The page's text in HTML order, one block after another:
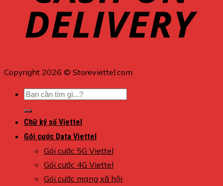
Copyright 2026 © Storeviettel.com
Tìm
kiếm:
Chữ ký số Viettel
Gói cước Data Viettel
Gói cước 5G Viettel
Gói cước 4G Viettel
Gói cước mạng xã hội